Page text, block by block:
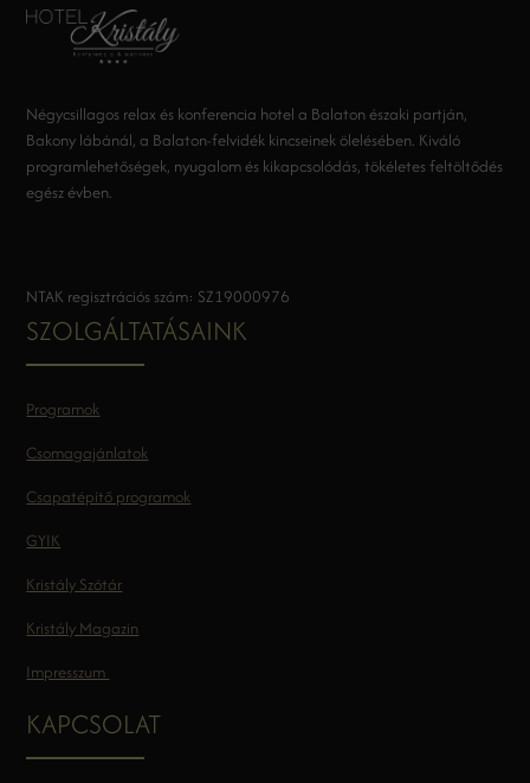
Négycsillagos relax és konferencia hotel a Balaton északi partján,
Bakony lábánál, a Balaton-felvidék kincseinek ölelésében. Kiváló
programlehetőségek, nyugalom és kikapcsolódás, tökéletes feltöltődés
egész évben.
NTAK regisztrációs szám: SZ19000976
SZOLGÁLTATÁSAINK
Programok
Csomagajánlatok
Csapatépítő programok
GYIK
Kristály Szótár
Kristály Magazin
Impresszum
KAPCSOLAT